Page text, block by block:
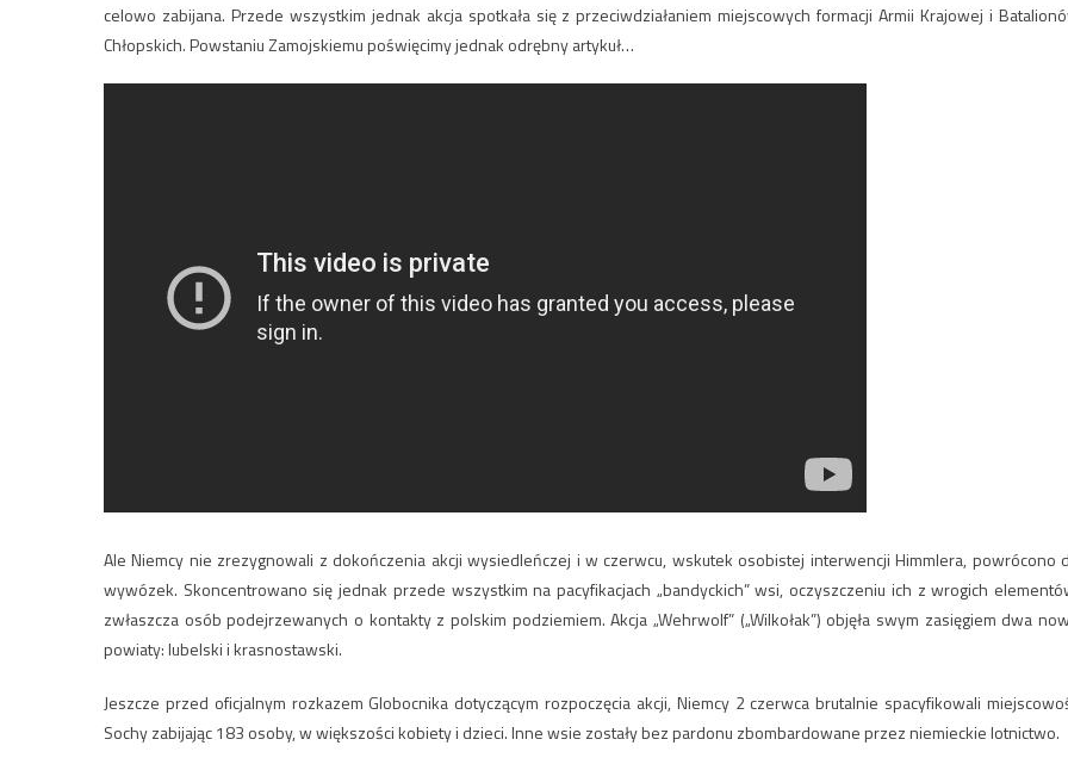
celowo zabijana. Przede wszystkim jednak akcja spotkała się z przeciwdziałaniem miejscowych formacji Armii Krajowej i
Chłopskich. Powstaniu Zamojskiemu poświęcimy jednak odrębny artykuł…
Ale Niemcy nie zrezygnowali z dokończenia akcji wysiedleńczej i w czerwcu, wskutek osobistej interwencji Himmlera, powrócono
wywózek. Skoncentrowano się jednak przede wszystkim na pacyfikacjach „bandyckich” wsi, oczyszczeniu ich z wrogich
zwłaszcza osób podejrzewanych o kontakty z polskim podziemiem. Akcja „Wehrwolf” („Wilkołak”) objęła swym zasięgiem dwa
powiaty: lubelski i krasnostawski.
Jeszcze przed oficjalnym rozkazem Globocnika dotyczącym rozpoczęcia akcji, Niemcy 2 czerwca brutalnie spacyfikowali
Sochy zabijając 183 osoby, w większości kobiety i dzieci. Inne wsie zostały bez pardonu zbombardowane przez niemieckie lotnictwo.